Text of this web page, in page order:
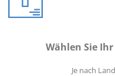
Wählen Sie
Je nach